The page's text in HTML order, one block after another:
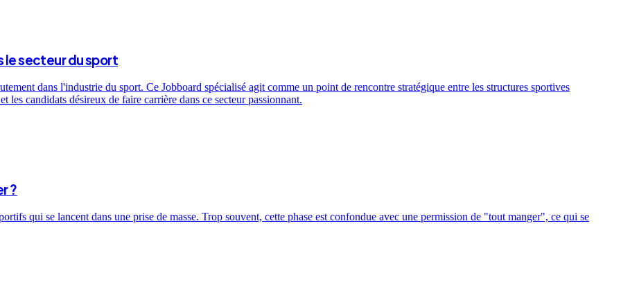
le secteur du sport
dans l'industrie du sport. Ce Jobboard spécialisé agit comme un point de rencontre stratégique entre les structures sportives
les candidats désireux de faire carrière dans ce secteur passionnant.
?
qui se lancent dans une prise de masse. Trop souvent, cette phase est confondue avec une permission de "tout manger", ce qui se